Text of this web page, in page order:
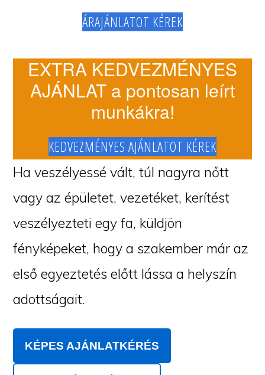
ÁRAJÁNLATOT KÉREK
EXTRA KEDVEZMÉNYES
AJÁNLAT a pontosan leírt
munkákra!
KEDVEZMÉNYES AJÁNLATOT KÉREK
Ha veszélyessé vált, túl nagyra nőtt
vagy az épületet, vezetéket, kerítést
veszélyezteti egy fa, küldjön
fényképeket, hogy a szakember már az
első egyeztetés előtt lássa a helyszín
adottságait.
KÉPES AJÁNLATKÉRÉS